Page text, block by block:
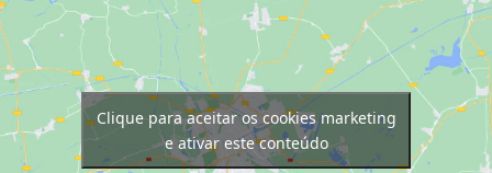
Clique para aceitar os cookies marketing
e ativar este conteúdo